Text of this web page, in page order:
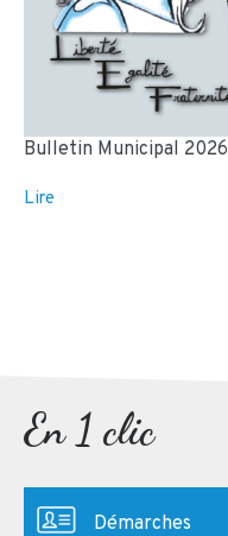
Bulletin Municipal 2026
Lire
En 1 clic
Démarches